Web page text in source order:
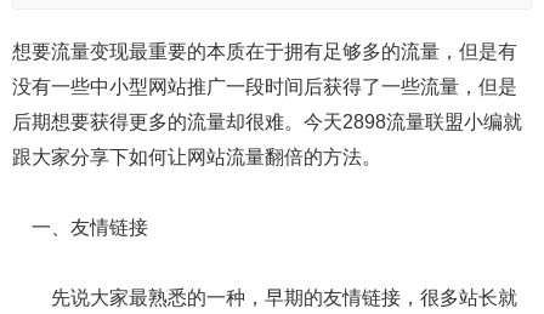
想要流量变现最重要的本质在于拥有足够多的流量，但是有
没有一些中小型网站推广一段时间后获得了一些流量，但是
后期想要获得更多的流量却很难。今天2898流量联盟小编就
跟大家分享下如何让网站流量翻倍的方法。
一、友情链接
先说大家最熟悉的一种，早期的友情链接，很多站长就